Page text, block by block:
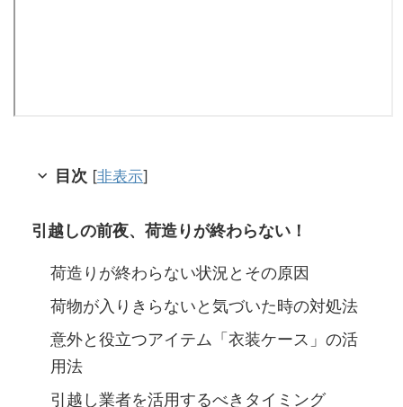
目次 [非表示]
引越しの前夜、荷造りが終わらない！
荷造りが終わらない状況とその原因
荷物が入りきらないと気づいた時の対処法
意外と役立つアイテム「衣装ケース」の活
用法
引越し業者を活用するべきタイミング